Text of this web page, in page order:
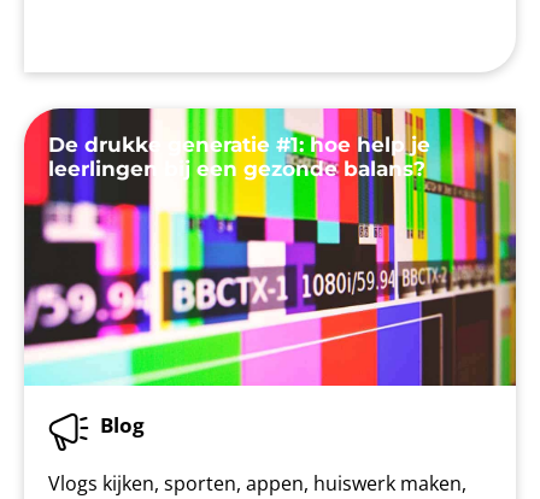
De drukke generatie #1: hoe help je
leerlingen bij een gezonde balans?
Blog
Vlogs kijken, sporten, appen, huiswerk maken,